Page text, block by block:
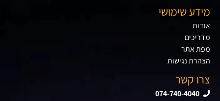
מידע שימושי
אודות
מדריכים
מפת אתר
הצהרת נגישות
צרו קשר
074-740-4040